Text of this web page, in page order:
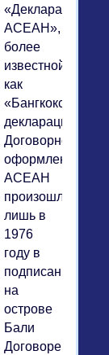
«Декларации
АСЕАН»,
более
известной
как
«Бангкокская
декларация».
Договорное
оформление
АСЕАН
произошло
лишь в
1976
году в
подписанных
на
острове
Бали
Договоре